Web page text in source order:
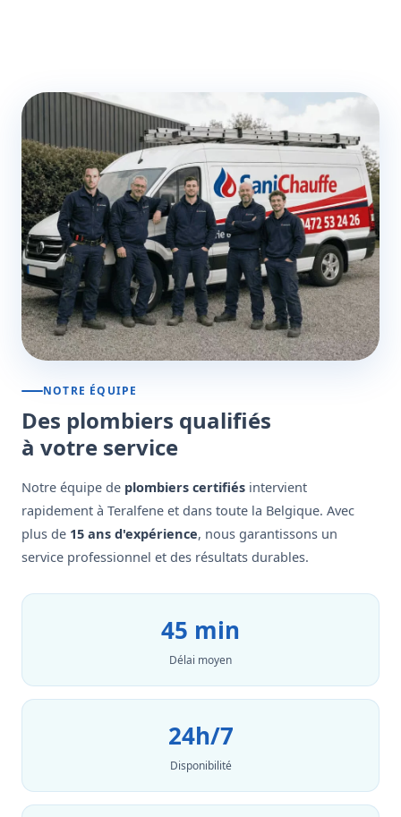
NOTRE ÉQUIPE
Des plombiers qualifiés
à votre service
Notre équipe de plombiers certifiés intervient
rapidement à Teralfene et dans toute la Belgique. Avec
plus de 15 ans d'expérience, nous garantissons un
service professionnel et des résultats durables.
45 min
Délai moyen
24h/7
Disponibilité